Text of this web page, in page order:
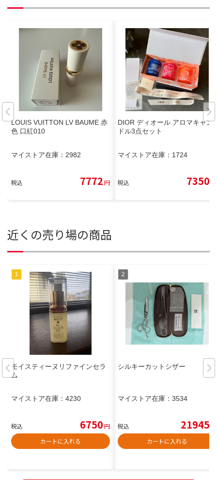
LOUIS VUITTON LV BAUME 赤
色 口紅010
マイストア在庫： 2982
税込 7772円
DIOR ディオール アロマキャン
ドル3点セット
マイストア在庫： 1724
税込 7350
近くの売り場の商品
モイスティーヌリファインセラ
ム
マイストア在庫： 4230
税込 6750円
カートに入れる
シルキーカットシザー
マイストア在庫： 3534
税込 21945
カートに入れる